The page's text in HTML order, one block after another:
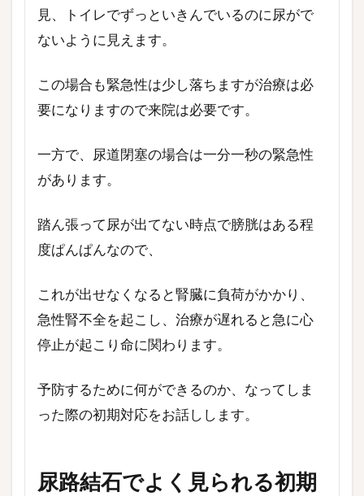
見、トイレでずっといきんでいるのに尿がで
ないように見えます。
この場合も緊急性は少し落ちますが治療は必
要になりますので来院は必要です。
一方で、尿道閉塞の場合は一分一秒の緊急性
があります。
踏ん張って尿が出てない時点で膀胱はある程
度ぱんぱんなので、
これが出せなくなると腎臓に負荷がかかり、
急性腎不全を起こし、治療が遅れると急に心
停止が起こり命に関わります。
予防するために何ができるのか、なってしま
った際の初期対応をお話しします。
尿路結石でよく見られる初期